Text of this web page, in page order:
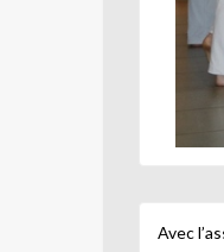
Avec